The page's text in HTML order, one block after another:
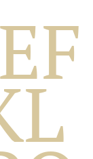
EF
L